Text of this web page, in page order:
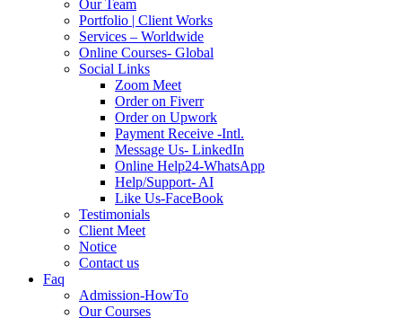
Our Team
Portfolio | Client Works
Services – Worldwide
Online Courses- Global
Social Links
Zoom Meet
Order on Fiverr
Order on Upwork
Payment Receive -Intl.
Message Us- LinkedIn
Online Help24-WhatsApp
Help/Support- AI
Like Us-FaceBook
Testimonials
Client Meet
Notice
Contact us
Faq
Admission-HowTo
Our Courses